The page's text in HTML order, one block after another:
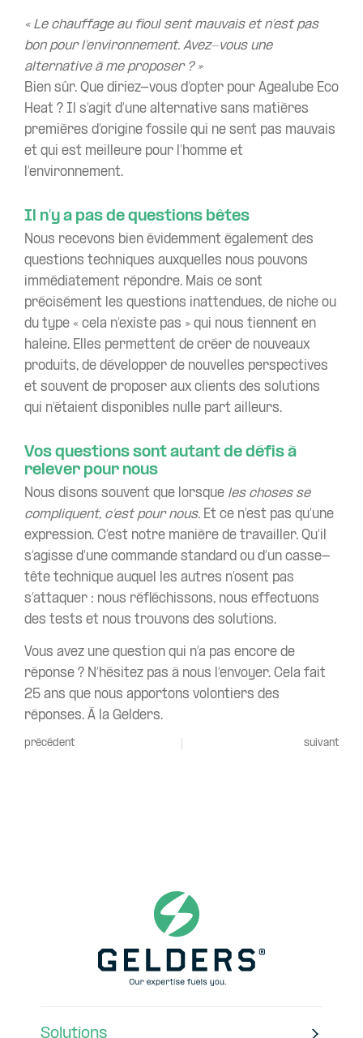
« Le chauffage au fioul sent mauvais et n’est pas
bon pour l’environnement. Avez-vous une
alternative à me proposer ? »
Bien sûr. Que diriez-vous d’opter pour Agealube Eco
Heat ? Il s’agit d’une alternative sans matières
premières d’origine fossile qui ne sent pas mauvais
et qui est meilleure pour l’homme et
l’environnement.
Il n’y a pas de questions bêtes
Nous recevons bien évidemment également des
questions techniques auxquelles nous pouvons
immédiatement répondre. Mais ce sont
précisément les questions inattendues, de niche ou
du type « cela n’existe pas » qui nous tiennent en
haleine. Elles permettent de créer de nouveaux
produits, de développer de nouvelles perspectives
et souvent de proposer aux clients des solutions
qui n’étaient disponibles nulle part ailleurs.
Vos questions sont autant de défis à
relever pour nous
Nous disons souvent que lorsque les choses se
compliquent, c’est pour nous. Et ce n’est pas qu’une
expression. C’est notre manière de travailler. Qu’il
s’agisse d’une commande standard ou d’un casse-
tête technique auquel les autres n’osent pas
s’attaquer : nous réfléchissons, nous effectuons
des tests et nous trouvons des solutions.
Vous avez une question qui n’a pas encore de
réponse ? N’hésitez pas à nous l’envoyer. Cela fait
25 ans que nous apportons volontiers des
réponses. À la Gelders.
précédent suivant
Solutions